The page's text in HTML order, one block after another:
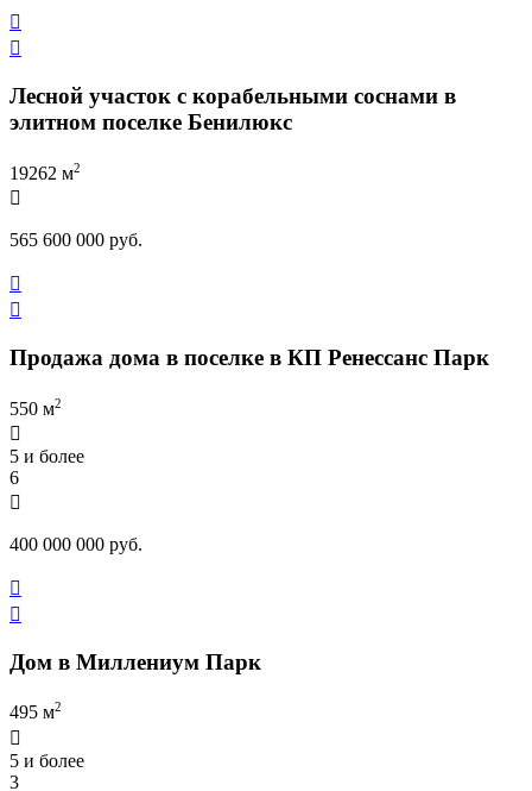


Лесной участок с корабельными соснами в
элитном поселке Бенилюкс
19262 м2

565 600 000 руб.


Продажа дома в поселке в КП Ренессанс Парк
550 м2

5 и более
6

400 000 000 руб.


Дом в Миллениум Парк
495 м2

5 и более
3